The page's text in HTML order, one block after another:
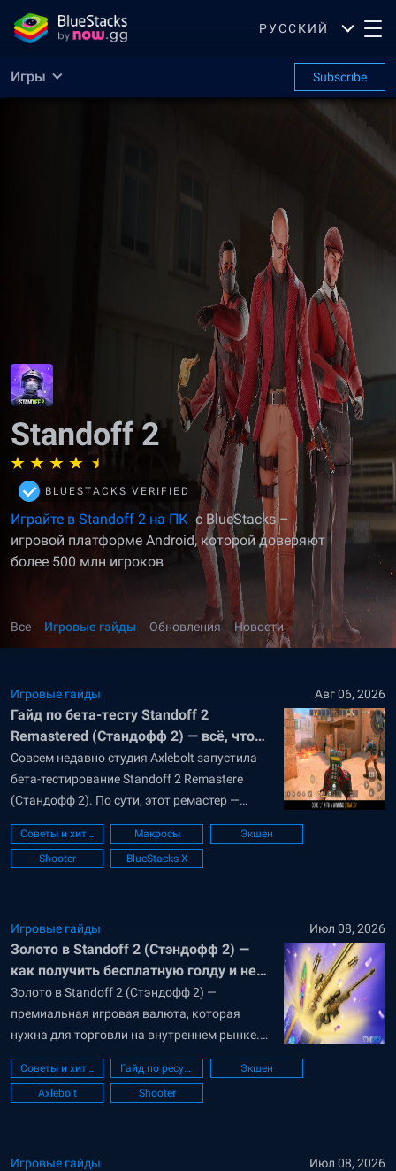
РУССКИЙ
Игры Subscribe
Standoff 2
BLUESTACKS VERIFIED
Играйте в Standoff 2 на ПК с BlueStacks –
игровой платформе Android, которой доверяют
более 500 млн игроков
Все Игровые гайды Обновления Новости
Игровые гайды Авг 06, 2026
Гайд по бета-тесту Standoff 2
Remastered (Стандофф 2) — всё, что
нужно знать про ремастер игры
Совсем недавно студия Axlebolt запустила
бета-тестирование Standoff 2 Remastere
(Стандофф 2). По сути, этот ремастер —
техническая пересборка игры: разработчики
переводят шутер на новую клиент-серверную
архитектуру, а вместе с ней «закладывают»
отсчёта для Standoff 2» — и связывают с...
Советы и хитрости Макросы
Экшен
Shooter
BlueStacks X
Игровые гайды Июл 08, 2026
Золото в Standoff 2 (Стэндофф 2) —
как получить бесплатную голду и не
потерять аккаунт
Золото в Standoff 2 (Стэндофф 2) —
премиальная игровая валюта, которая
нужна для торговли на внутреннем рынке.
Получить её непросто, но возможности всё-
таки есть. В гайде расскажем о пяти
способах получить голду в Standoff 2
простой и способ заполучить...
Советы и хитрости Гайд по ресурсам
Экшен
Axlebolt
Shooter
Игровые гайды Июл 08, 2026